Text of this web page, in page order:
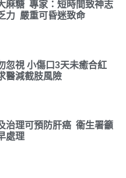
麻糖 專家：短時間致神志
力 嚴重可昏迷致命
忽視 小傷口3天未癒合紅
醫減截肢風險
治理可預防肝癌 衞生署籲
處理